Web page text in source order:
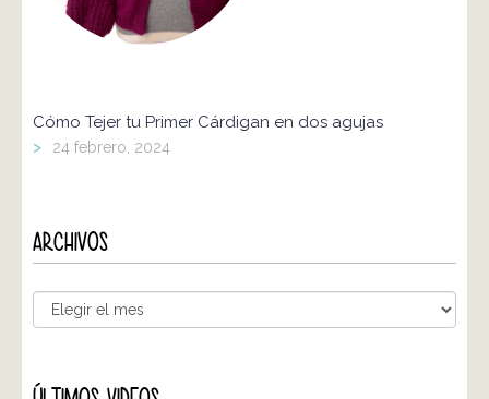
Cómo Tejer tu Primer Cárdigan en dos agujas
> 24 febrero, 2024
ARCHIVOS